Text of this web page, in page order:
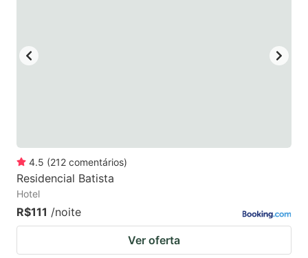
4.5 (212 comentários)
Residencial Batista
Hotel
R$111 /noite
Ver oferta